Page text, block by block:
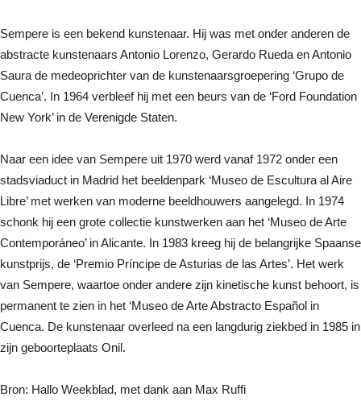
Sempere is een bekend kunstenaar. Hij was met onder anderen de
abstracte kunstenaars Antonio Lorenzo, Gerardo Rueda en Antonio
Saura de medeoprichter van de kunstenaarsgroepering ‘Grupo de
Cuenca’. In 1964 verbleef hij met een beurs van de ‘Ford Foundation
New York’ in de Verenigde Staten.
Naar een idee van Sempere uit 1970 werd vanaf 1972 onder een
stadsviaduct in Madrid het beeldenpark ‘Museo de Escultura al Aire
Libre’ met werken van moderne beeldhouwers aangelegd. In 1974
schonk hij een grote collectie kunstwerken aan het ‘Museo de Arte
Contemporáneo’ in Alicante. In 1983 kreeg hij de belangrijke Spaanse
kunstprijs, de ‘Premio Príncipe de Asturias de las Artes’. Het werk
van Sempere, waartoe onder andere zijn kinetische kunst behoort, is
permanent te zien in het ‘Museo de Arte Abstracto Español in
Cuenca. De kunstenaar overleed na een langdurig ziekbed in 1985 in
zijn geboorteplaats Onil.
Bron: Hallo Weekblad, met dank aan Max Ruffi